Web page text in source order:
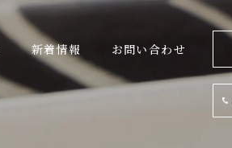
新着情報 お問い合わせ